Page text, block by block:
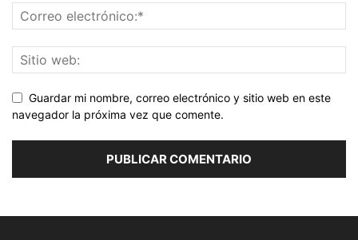
Guardar mi nombre, correo electrónico y sitio web en este
navegador la próxima vez que comente.